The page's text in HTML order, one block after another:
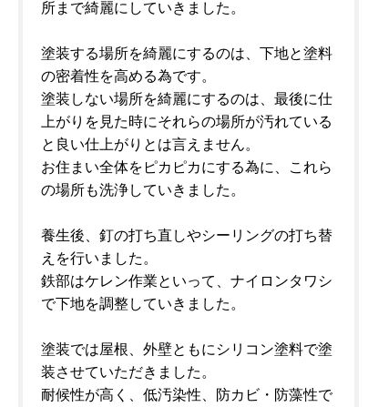
所まで綺麗にしていきました。
塗装する場所を綺麗にするのは、下地と塗料
の密着性を高める為です。
塗装しない場所を綺麗にするのは、最後に仕
上がりを見た時にそれらの場所が汚れている
と良い仕上がりとは言えません。
お住まい全体をピカピカにする為に、これら
の場所も洗浄していきました。
養生後、釘の打ち直しやシーリングの打ち替
えを行いました。
鉄部はケレン作業といって、ナイロンタワシ
で下地を調整していきました。
塗装では屋根、外壁ともにシリコン塗料で塗
装させていただきました。
耐候性が高く、低汚染性、防カビ・防藻性で